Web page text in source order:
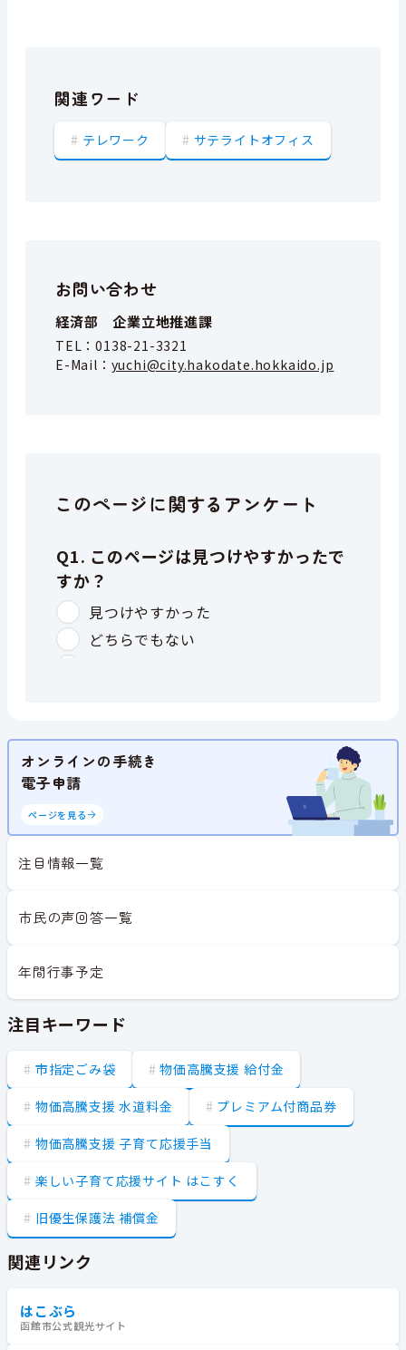
関連ワード
テレワーク サテライトオフィス
お問い合わせ
経済部 企業立地推進課
TEL：0138-21-3321
E-Mail： yuchi@city.hakodate.hokkaido.jp
このページに関するアンケート
オンラインの手続き
電子申請
ページを見る
注目情報一覧
市民の声回答一覧
年間行事予定
注目キーワード
市指定ごみ袋 物価高騰支援 給付金
物価高騰支援 水道料金 プレミアム付商品券
物価高騰支援 子育て応援手当
楽しい子育て応援サイト はこすく
旧優生保護法 補償金
関連リンク
はこぶら
函館市公式観光サイト